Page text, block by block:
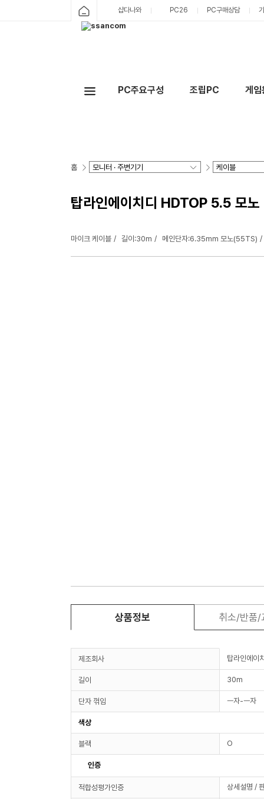
샵다나와 PC26 PC구매상담
PC주요구성 조립PC 게
홈
탑라인에이치디 HDTOP 5.5 모
마이크 케이블 길이:30m 메인단자:6.35mm 모노(55TS)
상품정보 취소/반품/
제조회사 탑라인에이
길이 30m
단자 꺾임 ㅡ자-ㅡ자
색상
블랙 O
인증
적합성평가인증 상세설명 /